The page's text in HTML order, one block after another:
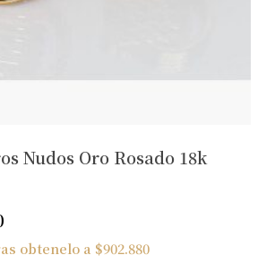
Nudos Oro Rosado 18k
obtenelo a $902.880